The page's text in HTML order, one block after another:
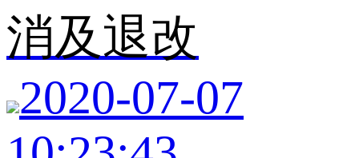
消及退改
2020-07-07